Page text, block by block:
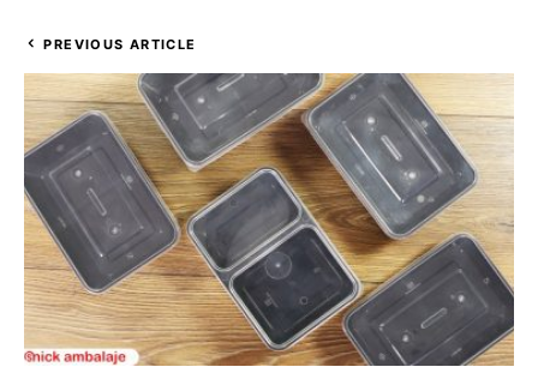
PREVIOUS ARTICLE